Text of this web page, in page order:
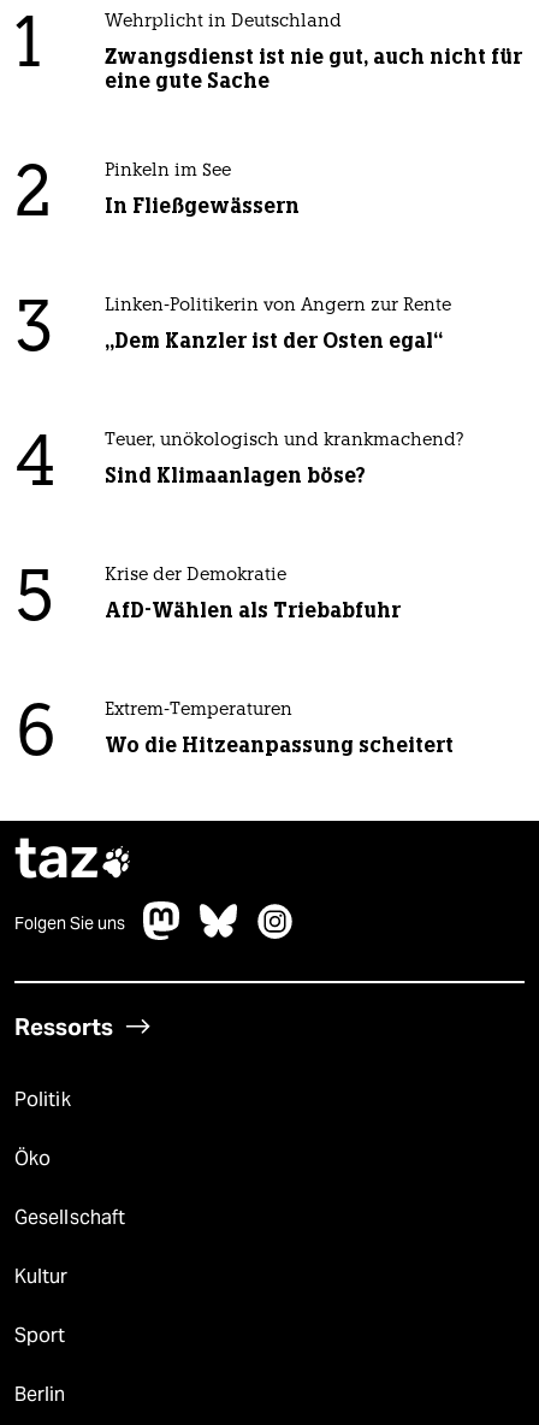
1 Wehrplicht in Deutschland
Zwangsdienst ist nie gut, auch nicht für
eine gute Sache
2 Pinkeln im See
In Fließgewässern
3 Linken-Politikerin von Angern zur Rente
„Dem Kanzler ist der Osten egal“
4 Teuer, unökologisch und krankmachend?
Sind Klimaanlagen böse?
5 Krise der Demokratie
AfD-Wählen als Triebabfuhr
6 Extrem-Temperaturen
Wo die Hitzeanpassung scheitert
taz
Folgen Sie uns
Ressorts
Politik
Öko
Gesellschaft
Kultur
Sport
Berlin